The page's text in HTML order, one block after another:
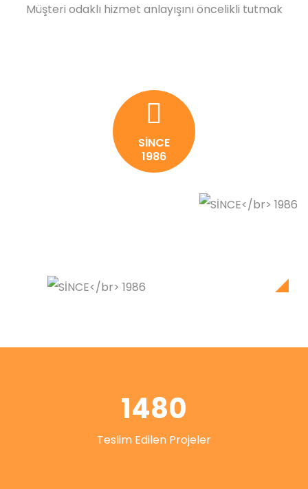
Müşteri odaklı hizmet anlayışını öncelikli tutmak
SİNCE
1986
1480
Teslim Edilen Projeler